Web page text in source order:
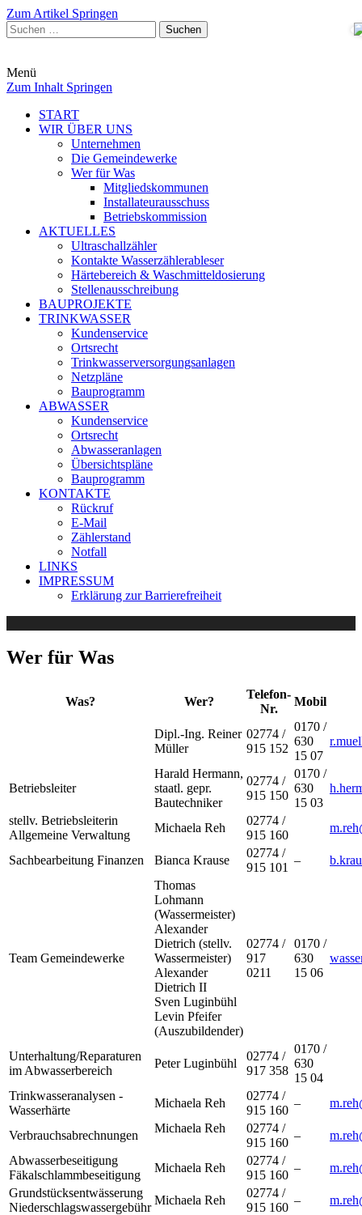
Zum Artikel Springen
Suchen
nach:
Menü
Zum Inhalt Springen
START
WIR ÜBER UNS
Unternehmen
Die Gemeindewerke
Wer für Was
Mitgliedskommunen
Installateurausschuss
Betriebskommission
AKTUELLES
Ultraschallzähler
Kontakte Wasserzählerableser
Härtebereich & Waschmitteldosierung
Stellenausschreibung
BAUPROJEKTE
TRINKWASSER
Kundenservice
Ortsrecht
Trinkwasserversorgungsanlagen
Netzpläne
Bauprogramm
ABWASSER
Kundenservice
Ortsrecht
Abwasseranlagen
Übersichtspläne
Bauprogramm
KONTAKTE
Rückruf
E-Mail
Zählerstand
Notfall
LINKS
IMPRESSUM
Erklärung zur Barrierefreiheit
Wer für Was
Was? Wer?
Telefon-
Nr.
Mobil
Dipl.-Ing. Reiner
Müller
02774 /
915 152
0170 /
630
15 07
Betriebsleiter
Harald Hermann,
staatl. gepr.
Bautechniker
02774 /
915 150
0170 /
630
15 03
stellv. Betriebsleiterin
Allgemeine Verwaltung
Michaela Reh
02774 /
915 160
Sachbearbeitung Finanzen Bianca Krause
02774 /
915 101
–
Team Gemeindewerke
Thomas
Lohmann
(Wassermeister)
Alexander
Dietrich (stellv.
Wassermeister)
Alexander
Dietrich II
Sven Luginbühl
Levin Pfeifer
(Auszubildender)
02774 /
917
0211
0170 /
630
15 06
Unterhaltung/Reparaturen
im Abwasserbereich
Peter Luginbühl
02774 /
917 358
0170 /
630
15 04
Trinkwasseranalysen -
Wasserhärte
Michaela Reh
02774 /
915 160
–
Verbrauchsabrechnungen
Michaela Reh
02774 /
915 160
–
Abwasserbeseitigung
Fäkalschlammbeseitigung
Michaela Reh
02774 /
915 160
–
Grundstücksentwässerung
Niederschlagswassergebühr
Michaela Reh
02774 /
915 160
–